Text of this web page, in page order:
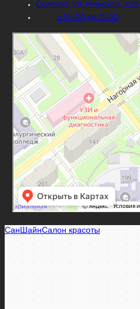
Самара, ул. Минская, д.25
с 10-00 до 21-00
SunShine
Салон красоты в Самаре
Ногтевая студия в Самаре
SunShine